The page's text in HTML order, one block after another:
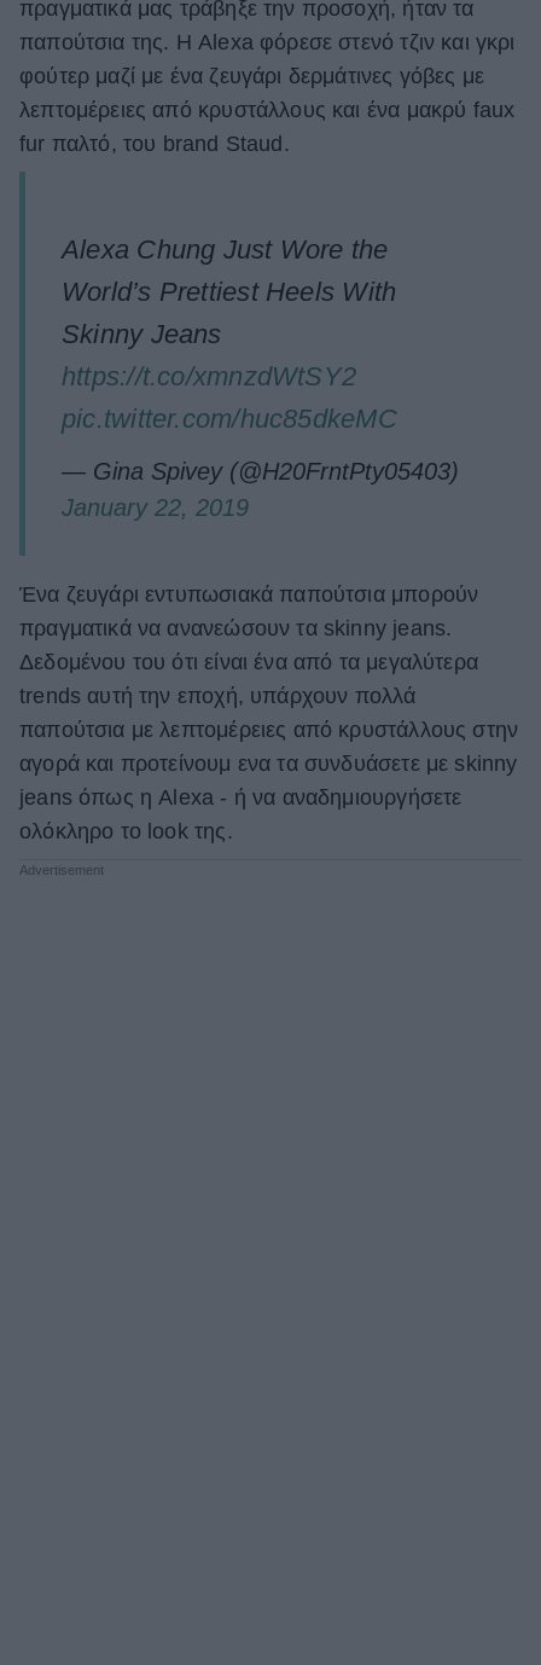
ΒΟΞ
Χωρίς Ταμπέλες
Women's Forum
Hautes Grecians
πραγματικά μας τράβηξε την προσοχή, ήταν τα
παπούτσια της. Η Alexa φόρεσε στενό τζιν και γκρι
φούτερ μαζί με ένα ζευγάρι δερμάτινες γόβες με
λεπτομέρειες από κρυστάλλους και ένα μακρύ faux
fur παλτό, του brand Staud.
Alexa Chung Just Wore the
World’s Prettiest Heels With
Skinny Jeans
https://t.co/xmnzdWtSY2
pic.twitter.com/huc85dkeMC
— Gina Spivey (@H20FrntPty05403)
January 22, 2019
Ένα ζευγάρι εντυπωσιακά παπούτσια μπορούν
πραγματικά να ανανεώσουν τα skinny jeans.
Δεδομένου του ότι είναι ένα από τα μεγαλύτερα
trends αυτή την εποχή, υπάρχουν πολλά
παπούτσια με λεπτομέρειες από κρυστάλλους στην
αγορά και προτείνουμ ενα τα συνδυάσετε με skinny
jeans όπως η Alexa - ή να αναδημιουργήσετε
ολόκληρο το look της.